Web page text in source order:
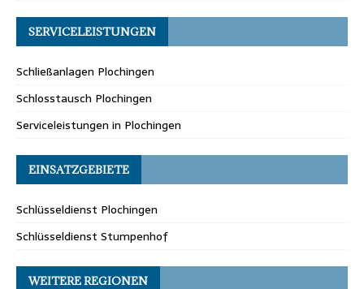
SERVICELEISTUNGEN
Schließanlagen Plochingen
Schlosstausch Plochingen
Serviceleistungen in Plochingen
EINSATZGEBIETE
Schlüsseldienst Plochingen
Schlüsseldienst Stumpenhof
WEITERE REGIONEN